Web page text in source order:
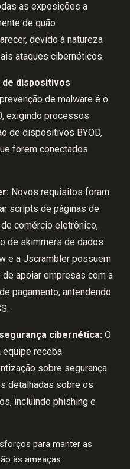
as exposições a
de quão
devido à natureza
ataques cibernéticos.
dispositivos
de malware é o
exigindo processos
de dispositivos BYOD,
forem conectados
Novos requisitos foram
scripts de páginas de
comércio eletrônico,
de skimmers de dados
e a Jscrambler possuem
apoiar empresas com a
pagamento, antendendo
cibernética: O
equipe receba
sobre segurança
detalhadas sobre os
incluindo phishing e
para manter as
às ameaças